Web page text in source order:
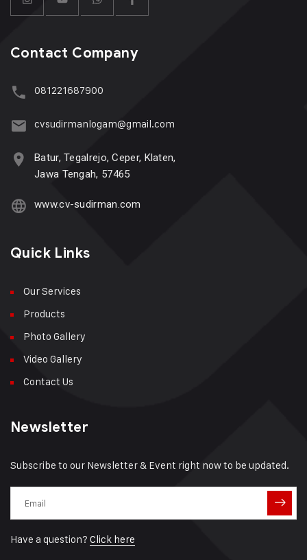
Contact Company
081221687900
cvsudirmanlogam@gmail.com
Batur, Tegalrejo, Ceper, Klaten,
Jawa Tengah, 57465
www.cv-sudirman.com
Quick Links
Our Services
Products
Photo Gallery
Video Gallery
Contact Us
Newsletter
Subscribe to our Newsletter & Event right now to be updated.
Have a question? Click here